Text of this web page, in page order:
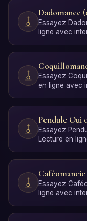
Dadomance
Essayez
ligne avec
Essayez
en ligne avec
Pendule Oui
Essayez
Lecture en
Essayez
ligne avec